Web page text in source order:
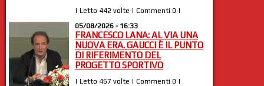
| Letto 442 volte | Commenti 0 |
05/08/2026 - 16:33
FRANCESCO LANA: AL VIA UNA
NUOVA ERA. GAUCCI È IL PUNTO
DI RIFERIMENTO DEL
PROGETTO SPORTIVO
| Letto 467 volte | Commenti 0 |